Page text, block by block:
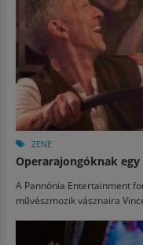
ZENE
Operarajongóknak egy
A Pannónia Entertainment
művészmozik vásznaira